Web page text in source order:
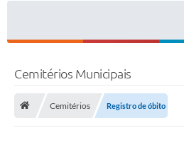
Cemitérios Municipais
Cemitérios Registro de óbito